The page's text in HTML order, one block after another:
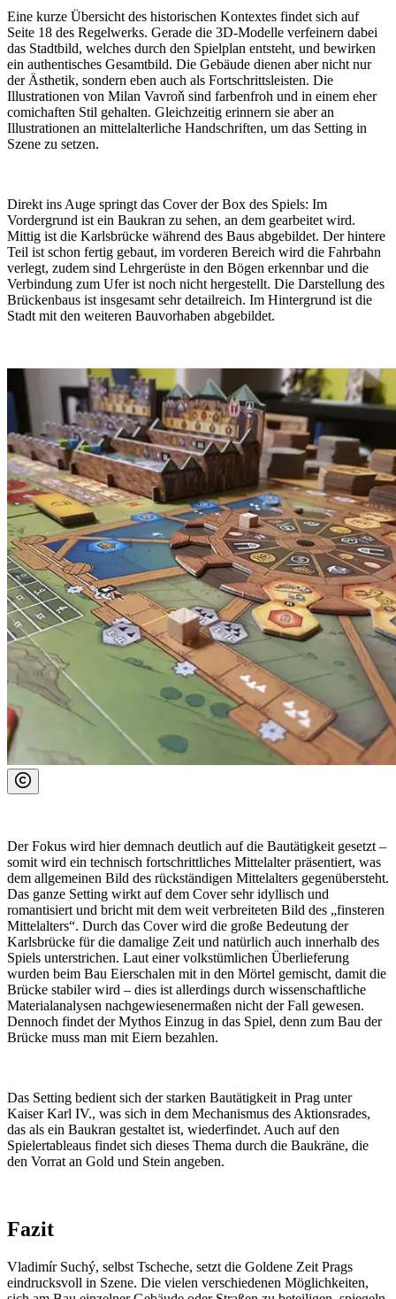
Eine kurze Übersicht des historischen Kontextes findet sich auf
Seite 18 des Regelwerks. Gerade die 3D-Modelle verfeinern dabei
das Stadtbild, welches durch den Spielplan entsteht, und bewirken
ein authentisches Gesamtbild. Die Gebäude dienen aber nicht nur
der Ästhetik, sondern eben auch als Fortschrittsleisten. Die
Illustrationen von Milan Vavroň sind farbenfroh und in einem eher
comichaften Stil gehalten. Gleichzeitig erinnern sie aber an
Illustrationen an mittelalterliche Handschriften, um das Setting in
Szene zu setzen.
Direkt ins Auge springt das Cover der Box des Spiels: Im
Vordergrund ist ein Baukran zu sehen, an dem gearbeitet wird.
Mittig ist die Karlsbrücke während des Baus abgebildet. Der hintere
Teil ist schon fertig gebaut, im vorderen Bereich wird die Fahrbahn
verlegt, zudem sind Lehrgerüste in den Bögen erkennbar und die
Verbindung zum Ufer ist noch nicht hergestellt. Die Darstellung des
Brückenbaus ist insgesamt sehr detailreich. Im Hintergrund ist die
Stadt mit den weiteren Bauvorhaben abgebildet.
Der Fokus wird hier demnach deutlich auf die Bautätigkeit gesetzt –
somit wird ein technisch fortschrittliches Mittelalter präsentiert, was
dem allgemeinen Bild des rückständigen Mittelalters gegenübersteht.
Das ganze Setting wirkt auf dem Cover sehr idyllisch und
romantisiert und bricht mit dem weit verbreiteten Bild des „finsteren
Mittelalters“. Durch das Cover wird die große Bedeutung der
Karlsbrücke für die damalige Zeit und natürlich auch innerhalb des
Spiels unterstrichen. Laut einer volkstümlichen Überlieferung
wurden beim Bau Eierschalen mit in den Mörtel gemischt, damit die
Brücke stabiler wird – dies ist allerdings durch wissenschaftliche
Materialanalysen nachgewiesenermaßen nicht der Fall gewesen.
Dennoch findet der Mythos Einzug in das Spiel, denn zum Bau der
Brücke muss man mit Eiern bezahlen.
Das Setting bedient sich der starken Bautätigkeit in Prag unter
Kaiser Karl IV., was sich in dem Mechanismus des Aktionsrades,
das als ein Baukran gestaltet ist, wiederfindet. Auch auf den
Spielertableaus findet sich dieses Thema durch die Baukräne, die
den Vorrat an Gold und Stein angeben.
Fazit
Vladimír Suchý, selbst Tscheche, setzt die Goldene Zeit Prags
eindrucksvoll in Szene. Die vielen verschiedenen Möglichkeiten,